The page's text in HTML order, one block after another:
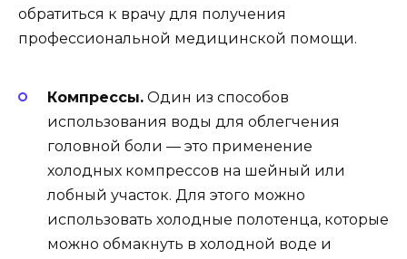
обратиться к врачу для получения
профессиональной медицинской помощи.
Компрессы. Один из способов
использования воды для облегчения
головной боли — это применение
холодных компрессов на шейный или
лобный участок. Для этого можно
использовать холодные полотенца, которые
можно обмакнуть в холодной воде и